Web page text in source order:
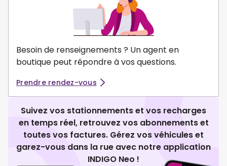
Besoin de renseignements ? Un agent en
boutique peut répondre à vos questions.
Prendre rendez-vous
Suivez vos stationnements et vos recharges
en temps réel, retrouvez vos abonnements et
toutes vos factures. Gérez vos véhicules et
garez-vous dans la rue avec notre application
INDIGO Neo !